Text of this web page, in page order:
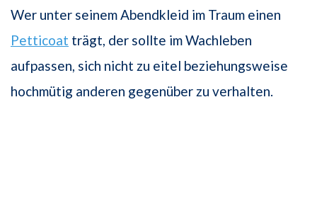
Wer unter seinem Abendkleid im Traum einen
Petticoat trägt, der sollte im Wachleben
aufpassen, sich nicht zu eitel beziehungsweise
hochmütig anderen gegenüber zu verhalten.